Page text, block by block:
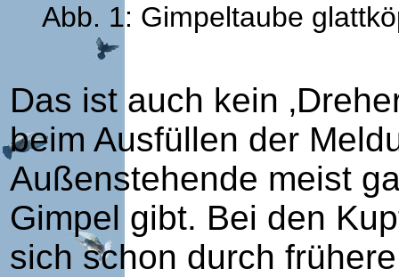
Abb. 1: Gimpeltaube
Das ist auch kein
beim Ausfüllen der
Außenstehende meist
Gimpel gibt. Bei den
sich schon durch